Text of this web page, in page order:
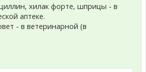
хилак форте, шприцы - в
аптеке.
- в ветеринарной (в